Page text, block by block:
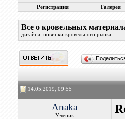
Регистрация Галерея
Все о кровельных
дизайна, новинки кровельного рынка
14.05.2019, 09:55
Anaka
Ученик